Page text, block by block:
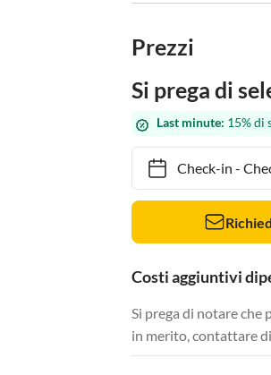
Prezzi
Si prega di
Last minute: 15% di
Check-in-
Costi aggiuntivi
Si prega di notare
in merito, contattare